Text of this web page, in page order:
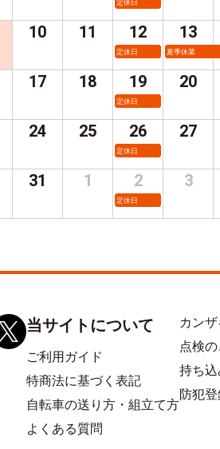
定休日
10 11 12
定休日
13
夏季休業
17 18 19
定休日
20
24 25 26
定休日
27
31 1 2
定休日
3
当サイトについて
ご利用ガイド
特商法に基づく表記
自転車の送り方・組立て方
よくある質問
カン
点検
持ち
防犯